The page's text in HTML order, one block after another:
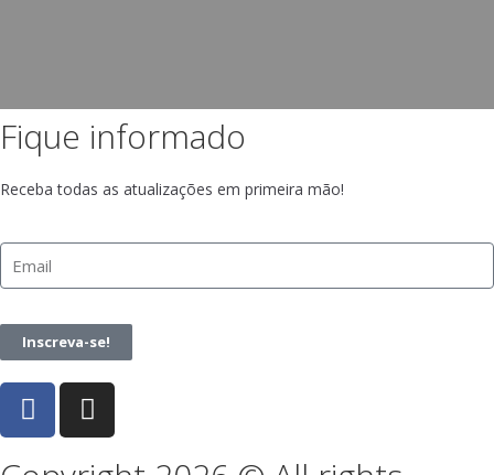
Fique informado
Receba todas as atualizações em primeira mão!
Inscreva-se!